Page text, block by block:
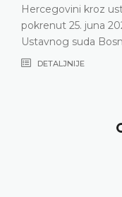
sudovanje“ zvanično je
u prostorijama
u Sarajevu.